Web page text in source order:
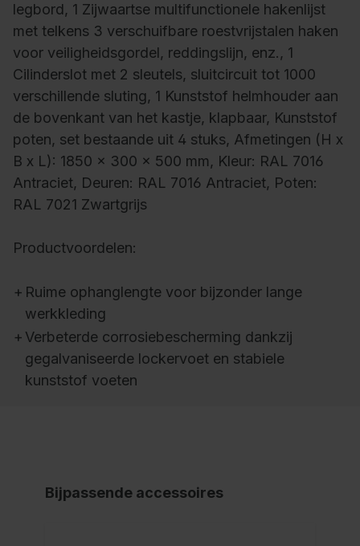
legbord, 1 Zijwaartse multifunctionele hakenlijst
met telkens 3 verschuifbare roestvrijstalen haken
voor veiligheidsgordel, reddingslijn, enz., 1
Cilinderslot met 2 sleutels, sluitcircuit tot 1000
verschillende sluting, 1 Kunststof helmhouder aan
de bovenkant van het kastje, klapbaar, Kunststof
poten, set bestaande uit 4 stuks, Afmetingen (H x
B x L): 1850 x 300 x 500 mm, Kleur: RAL 7016
Antraciet, Deuren: RAL 7016 Antraciet, Poten:
RAL 7021 Zwartgrijs
Productvoordelen:
+ Ruime ophanglengte voor bijzonder lange
werkkleding
+ Verbeterde corrosiebescherming dankzij
gegalvaniseerde lockervoet en stabiele
kunststof voeten
Bijpassende accessoires